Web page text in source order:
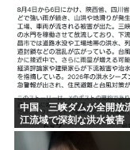
プリキュア見てる奴
韓国人「手術中に震度
NARUTOを一巻から
ラジコンのキングタイ
中国、三峡ダムが全開放
江流域で深刻な洪水被害